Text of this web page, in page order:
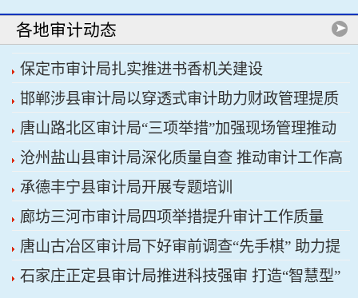
各地审计动态
保定市审计局扎实推进书香机关建设
邯郸涉县审计局以穿透式审计助力财政管理提质
增效
唐山路北区审计局“三项举措”加强现场管理推动
审计工作科学规范
沧州盐山县审计局深化质量自查 推动审计工作高
质量发展
承德丰宁县审计局开展专题培训
廊坊三河市审计局四项举措提升审计工作质量
唐山古冶区审计局下好审前调查“先手棋” 助力提
升项目质效
石家庄正定县审计局推进科技强审 打造“智慧型”